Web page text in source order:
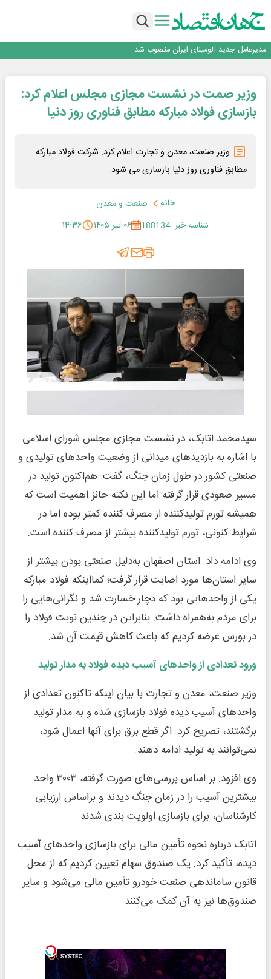
بازگشت فرش ماشینی به اصفهان پس از هفت سال؛ دو نمایشگاه تخصصی در شهر
نمایشگاهی برگزار می‌شود
عرضه اولیه احیا استیل فولاد بافت
ورق گرم مبارکه به پروژه های انتقال آب رسید
بازگشت فرش ماشینی به اصفهان پس از هفت سال؛ دو نمایشگاه تخصصی در شهر
نمایشگاهی برگزار می‌شود
وزیر صمت در نشست مجازی مجلس اعلام کرد:
بازسازی فولاد مبارکه مطابق فناوری روز دنیا
وزیر صنعت، معدن و تجارت اعلام کرد: شرکت فولاد مبارکه
مطابق فناوری روز دنیا بازسازی می شود.
خانه
صنعت و معدن
شناسه خبر: 188134
۰۶ تیر ۱۴۰۵ ۱۴:۳۶
سیدمحمد اتابک، در نشست مجازی مجلس شورای اسلامی
با اشاره به بازدیدهای میدانی از وضعیت واحدهای تولیدی و
صنعتی کشور در طول زمان جنگ، گفت: هم‌اکنون تولید در
مسیر صعودی قرار گرفته اما این نکته حائز اهمیت است که
همیشه تورم تولیدکننده از مصرف کننده کمتر بوده اما در
شرایط کنونی، تورم تولیدکننده بیشتر از مصرف کننده است.
وی ادامه داد: استان اصفهان به‌دلیل صنعتی بودن بیشتر از
سایر استان‌ها مورد اصابت قرار گرفت؛ کمااینکه فولاد مبارکه
یکی از واحدهایی بود که دچار خسارت شد و نگرانی‌هایی را
برای مردم به‌همراه داشت. بنابراین در چندین نوبت فولاد را
در بورس عرضه کردیم که باعث کاهش قیمت آن شد.
ورود تعدادی از واحدهای آسیب دیده فولاد به مدار تولید
وزیر صنعت، معدن و تجارت با بیان اینکه تاکنون تعدادی از
واحدهای آسیب دیده فولاد بازسازی شده و به مدار تولید
برگشتند، تصریح کرد: اگر قطع برق برای آنها اعمال شود،
نمی‌توانند به تولید ادامه دهند.
وی افزود: بر اساس بررسی‌های صورت گرفته، ۳۰۰۳ واحد
بیشترین آسیب را در زمان جنگ دیدند و براساس ارزیابی
کارشناسان، برای بازسازی اولویت بندی شدند.
اتابک درباره نحوه تأمین مالی برای بازسازی واحدهای آسیب
دیده، تأکید کرد: یک صندوق سهام تعیین کردیم که از محل
قانون ساماندهی صنعت خودرو تأمین مالی می‌شود و سایر
صندوق‌ها نیز به آن کمک می‌کنند.